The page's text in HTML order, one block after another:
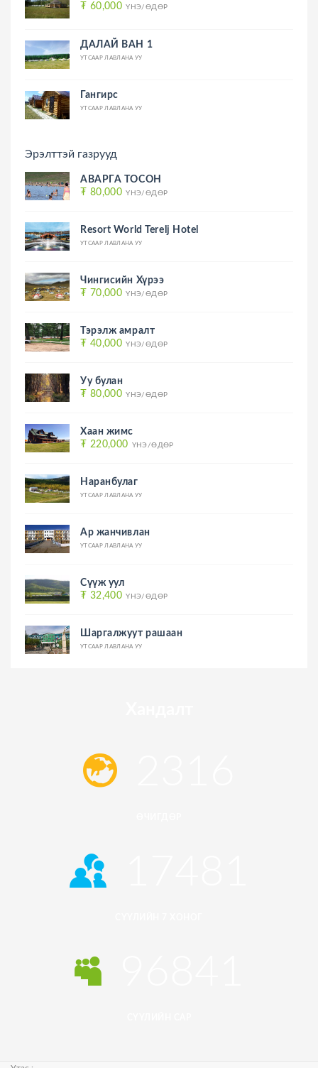
₮ 60,000 ҮНЭ/ӨДӨР
ДАЛАЙ ВАН 1
УТСААР ЛАВЛАНА УУ
Гангирс
УТСААР ЛАВЛАНА УУ
Эрэлттэй газрууд
АВАРГА ТОСОН
₮ 80,000 ҮНЭ/ӨДӨР
Resort World Terelj Hotel
УТСААР ЛАВЛАНА УУ
Чингисийн Хүрээ
₮ 70,000 ҮНЭ/ӨДӨР
Тэрэлж амралт
₮ 40,000 ҮНЭ/ӨДӨР
Уу булан
₮ 80,000 ҮНЭ/ӨДӨР
Хаан жимс
₮ 220,000 ҮНЭ/ӨДӨР
Наранбулаг
УТСААР ЛАВЛАНА УУ
Ар жанчивлан
УТСААР ЛАВЛАНА УУ
Сүүж уул
₮ 32,400 ҮНЭ/ӨДӨР
Шаргалжуут рашаан
УТСААР ЛАВЛАНА УУ